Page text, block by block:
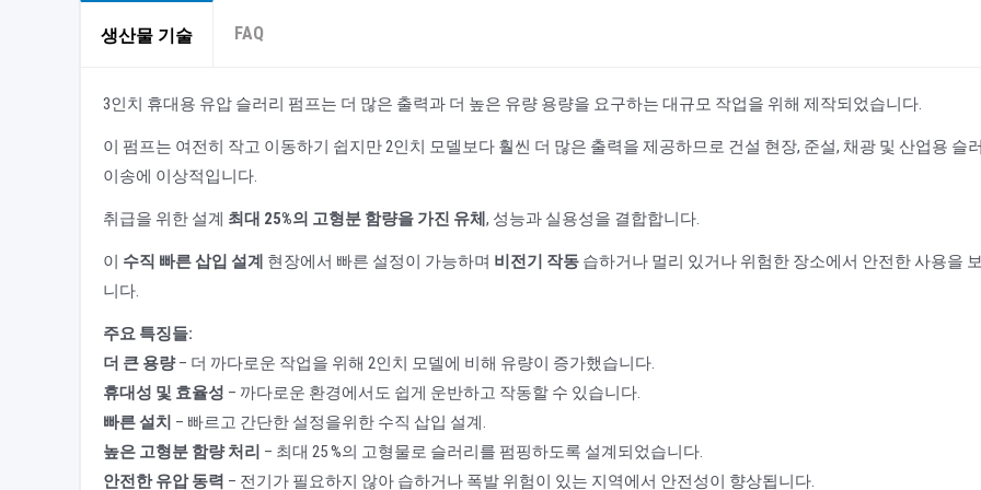
생산물 기술 FAQ
3인치 휴대용 유압 슬러리 펌프는 더 많은 출력과 더 높은 유량 용량을 요구하는 대규모 작업을 위해 제작되었습니다.
이 펌프는 여전히 작고 이동하기 쉽지만 2인치 모델보다 훨씬 더 많은 출력을 제공하므로 건설 현장, 준설, 채광 및 산업용 슬
이송에 이상적입니다.
취급을 위한 설계 최대 25%의 고형분 함량을 가진 유체, 성능과 실용성을 결합합니다.
이 수직 빠른 삽입 설계 현장에서 빠른 설정이 가능하며 비전기 작동 습하거나 멀리 있거나 위험한 장소에서 안전한 사용을
니다.
주요 특징들:
더 큰 용량– 더 까다로운 작업을 위해 2인치 모델에 비해 유량이 증가했습니다.
휴대성 및 효율성 – 까다로운 환경에서도 쉽게 운반하고 작동할 수 있습니다.
빠른 설치 – 빠르고 간단한 설정을위한 수직 삽입 설계.
높은 고형분 함량 처리 – 최대 25 %의 고형물로 슬러리를 펌핑하도록 설계되었습니다.
안전한 유압 동력 – 전기가 필요하지 않아 습하거나 폭발 위험이 있는 지역에서 안전성이 향상됩니다.